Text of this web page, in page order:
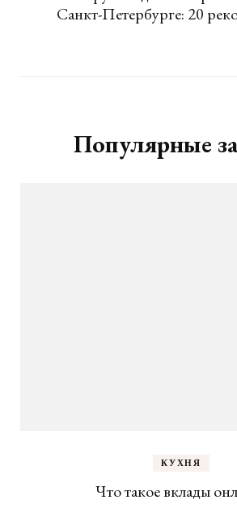
Санкт-Петербурге: 20
Популярные
КУХНЯ
Что такое вклады